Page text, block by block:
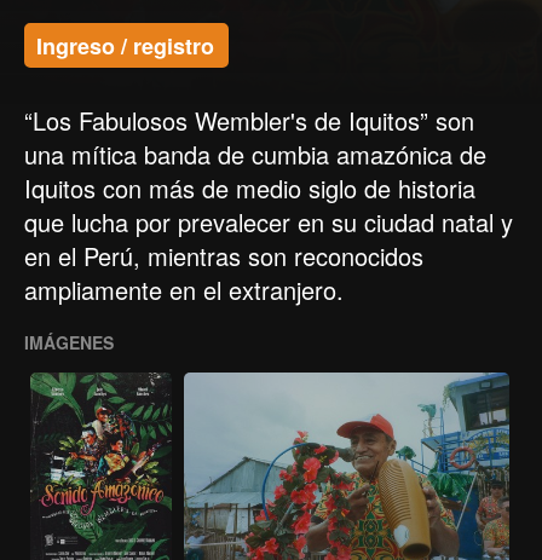
Ingreso / registro
“Los Fabulosos Wembler's de Iquitos” son
una mítica banda de cumbia amazónica de
Iquitos con más de medio siglo de historia
que lucha por prevalecer en su ciudad natal y
en el Perú, mientras son reconocidos
ampliamente en el extranjero.
IMÁGENES